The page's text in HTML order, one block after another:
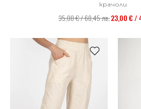
крачоли
35,00 € / 68,45 лв.23,00 € /